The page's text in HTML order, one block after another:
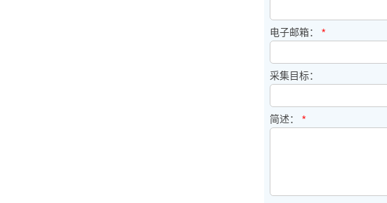
电子邮箱：*
采集目标：
简述：*